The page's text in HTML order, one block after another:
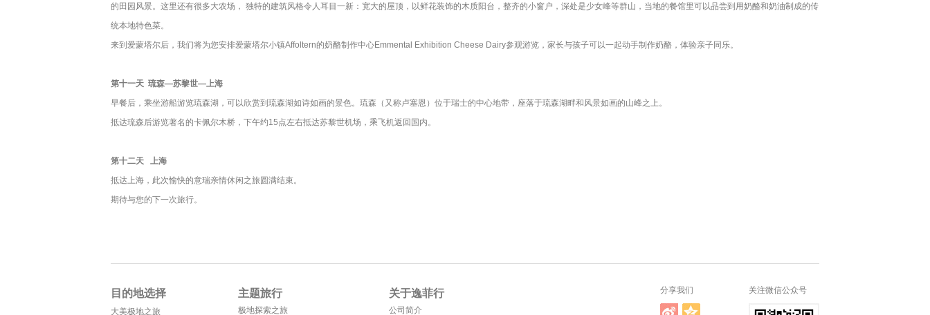
的田园风景。这里还有很多大农场， 独特的建筑风格令人耳目一新：宽大的屋顶，以鲜花装饰的木质阳台，整齐的小窗户，深处是少女峰等群山，当地的餐馆里可以品尝到用奶酪和奶油制成的传
统本地特色菜。
来到爱蒙塔尔后，我们将为您安排爱蒙塔尔小镇Affoltern的奶酪制作中心Emmental Exhibition Cheese Dairy参观游览，家长与孩子可以一起动手制作奶酪，体验亲子同乐。
第十一天 琉森—苏黎世—上海
早餐后，乘坐游船游览琉森湖，可以欣赏到琉森湖如诗如画的景色。琉森（又称卢塞恩）位于瑞士的中心地带，座落于琉森湖畔和风景如画的山峰之上。
抵达琉森后游览著名的卡佩尔木桥，下午约15点左右抵达苏黎世机场，乘飞机返回国内。
第十二天 上海
抵达上海，此次愉快的意瑞亲情休闲之旅圆满结束。
期待与您的下一次旅行。
目的地选择
大美极地之旅
主题旅行
极地探索之旅
关于逸菲行
公司简介
分享我们 关注微信公众号